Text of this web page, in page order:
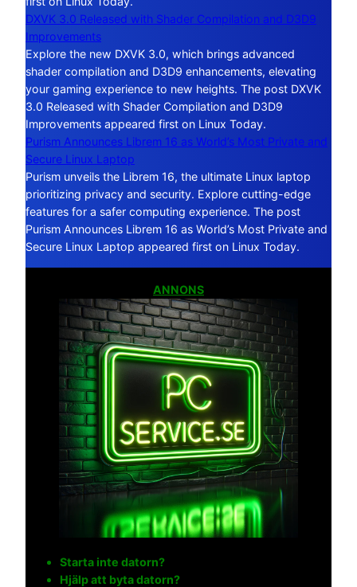
DXVK 3.0 Released with Shader Compilation and D3D9
Improvements
Explore the new DXVK 3.0, which brings advanced
shader compilation and D3D9 enhancements, elevating
your gaming experience to new heights. The post DXVK
3.0 Released with Shader Compilation and D3D9
Improvements appeared first on Linux Today.
Purism Announces Librem 16 as World’s Most Private and
Secure Linux Laptop
Purism unveils the Librem 16, the ultimate Linux laptop
prioritizing privacy and security. Explore cutting-edge
features for a safer computing experience. The post
Purism Announces Librem 16 as World’s Most Private and
Secure Linux Laptop appeared first on Linux Today.
ANNONS
Starta inte datorn?
Hjälp att byta datorn?